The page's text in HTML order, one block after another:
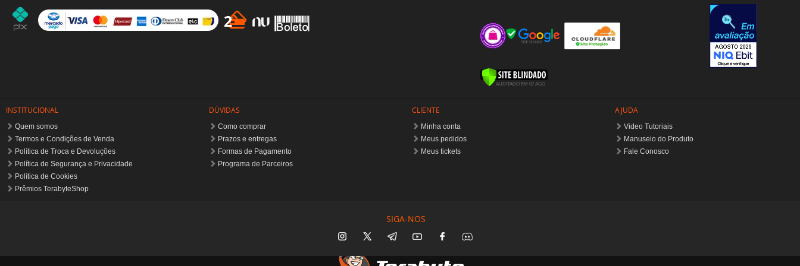
INSTITUCIONAL
Quem somos
Termos e Condições de Venda
Política de Troca e Devoluções
Política de Segurança e Privacidade
Política de Cookies
Prêmios TerabyteShop
DÚVIDAS
Como comprar
Prazos e entregas
Formas de Pagamento
Programa de Parceiros
CLIENTE
Minha conta
Meus pedidos
Meus tickets
AJUDA
Video Tutoriais
Manuseio do Produto
Fale Conosco
SIGA-NOS